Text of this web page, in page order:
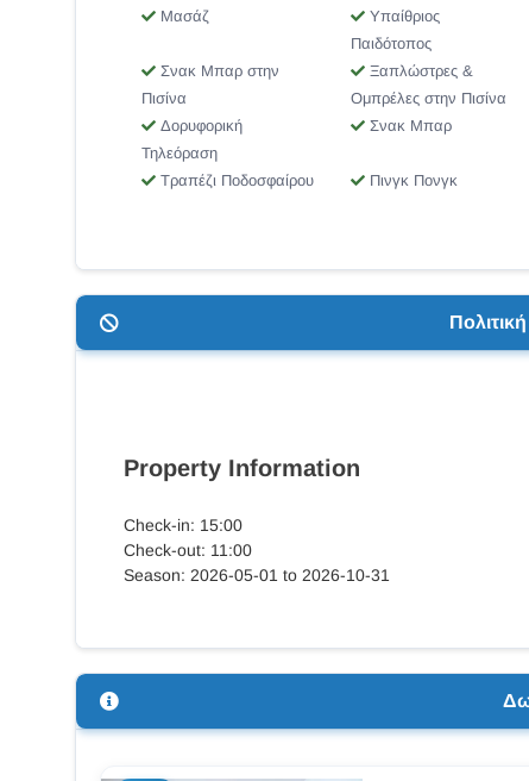
Μασάζ
Υπαίθριος
Παιδότοπος
Σνακ Μπαρ στην
Πισίνα
Ξαπλώστρες &
Ομπρέλες στην Πισίνα
Δορυφορική
Τηλεόραση
Σνακ Μπαρ
Τραπέζι Ποδοσφαίρου Πινγκ Πονγκ
Property Information
Check-in: 15:00
Check-out: 11:00
Season: 2026-05-01 to 2026-10-31